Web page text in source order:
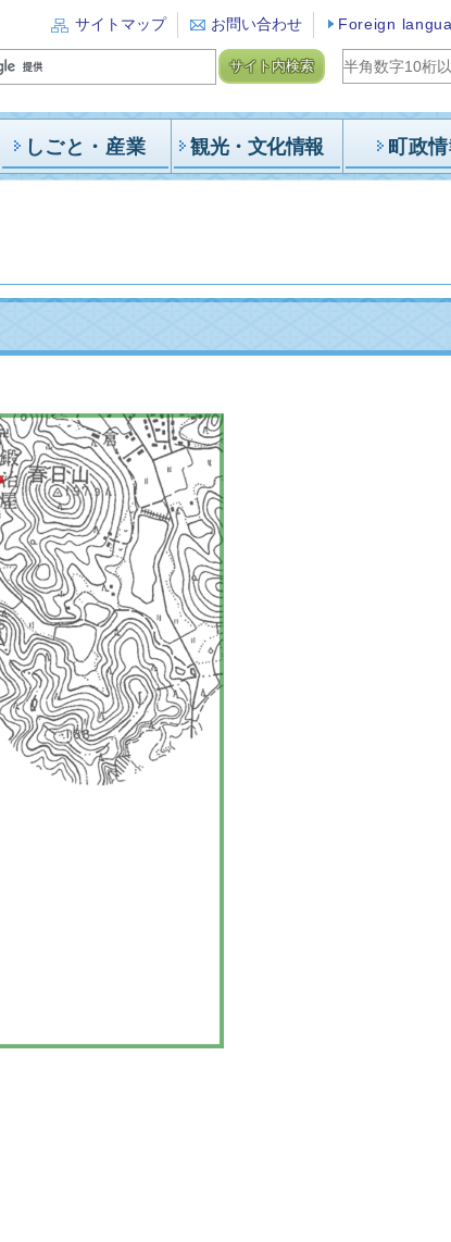
サイトマップ お問い合わせ Foreign
サイト内検索
しごと・産業 観光・文化情報 町政